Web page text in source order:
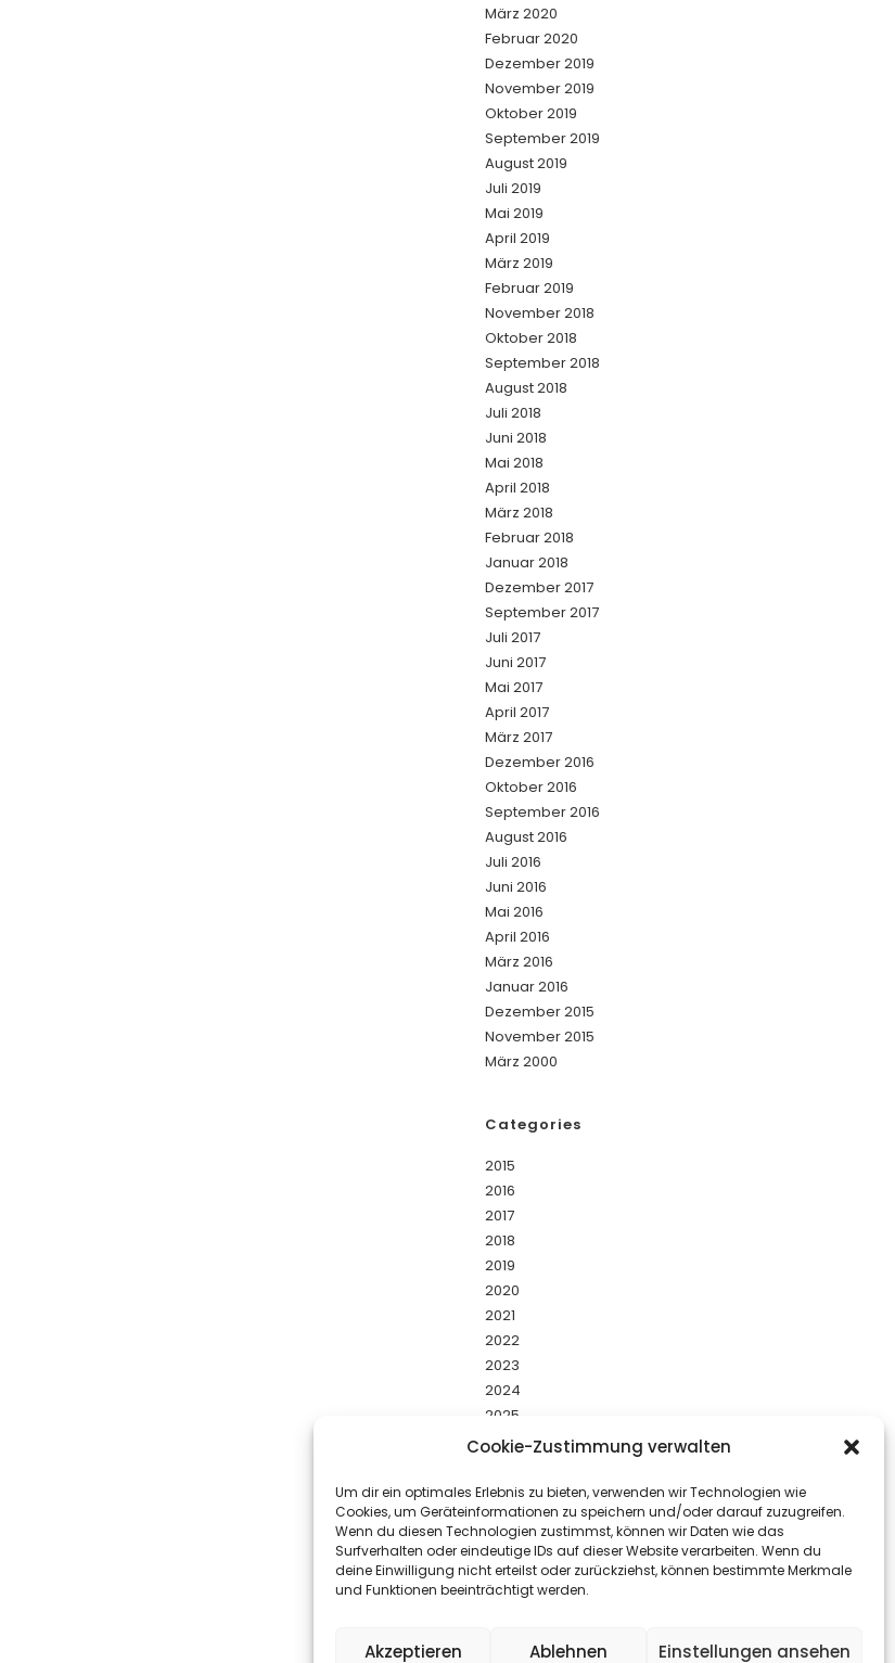
Cookie-Zustimmung verwalten
Um dir ein optimales Erlebnis zu bieten, verwenden wir Technologien wie
Cookies, um Geräteinformationen zu speichern und/oder darauf zuzugreifen.
Wenn du diesen Technologien zustimmst, können wir Daten wie das
Surfverhalten oder eindeutige IDs auf dieser Website verarbeiten. Wenn du
deine Einwilligung nicht erteilst oder zurückziehst, können bestimmte Merkmale
und Funktionen beeinträchtigt werden.
Akzeptieren Ablehnen Einstellungen ansehen
März 2020
Februar 2020
Dezember 2019
November 2019
Oktober 2019
September 2019
August 2019
Juli 2019
Mai 2019
April 2019
März 2019
Februar 2019
November 2018
Oktober 2018
September 2018
August 2018
Juli 2018
Juni 2018
Mai 2018
April 2018
März 2018
Februar 2018
Januar 2018
Dezember 2017
September 2017
Juli 2017
Juni 2017
Mai 2017
April 2017
März 2017
Dezember 2016
Oktober 2016
September 2016
August 2016
Juli 2016
Juni 2016
Mai 2016
April 2016
März 2016
Januar 2016
Dezember 2015
November 2015
März 2000
Categories
2015
2016
2017
2018
2019
2020
2021
2022
2023
2024
2025
2026
YouTube
Facebook
Instagram